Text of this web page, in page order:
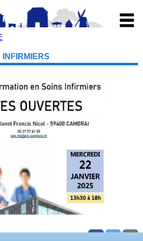
INFIRMIERS